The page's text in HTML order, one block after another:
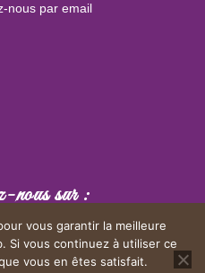
nous par email
nous sur :
vous garantir la meilleure
Si vous continuez à utiliser ce
vous en êtes satisfait.